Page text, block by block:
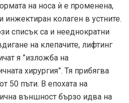
на носа ѝ е променена,
инжектиран колаген в устните.
списък са и нееднократни
на клепачите, лифтинг
я ”изложба на
хирургия”. Тя прибягва
50 пъти. В епохата на
външност бързо идва на